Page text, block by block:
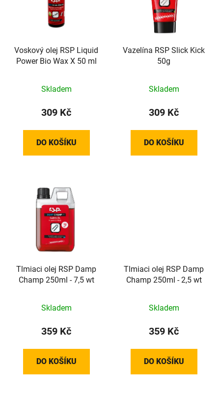
Voskový olej RSP Liquid
Power Bio Wax X 50 ml
Skladem
309 Kč
DO KOŠÍKU
Vazelína RSP Slick Kick
50g
Skladem
309 Kč
DO KOŠÍKU
Tlmiaci olej RSP Damp
Champ 250ml - 7,5 wt
Skladem
359 Kč
DO KOŠÍKU
Tlmiaci olej RSP Damp
Champ 250ml - 2,5 wt
Skladem
359 Kč
DO KOŠÍKU